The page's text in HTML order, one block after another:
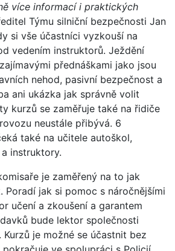
více informací i praktických
Týmu silniční bezpečnosti Jan
si vše účastníci vyzkouší na
vedením instruktorů. Ježdění
přednáškami jako jsou
nehod, pasivní bezpečnost a
ani ukázka jak správně volit
kurzů se zaměřuje také na řidiče
neustále přibývá. 6
také na učitele autoškol,
instruktory.
je zaměřený na to jak
Poradí jak si pomoc s náročnějšími
učení a zkoušení a garantem
bude lektor společnosti
Kurzů je možné se účastnit bez